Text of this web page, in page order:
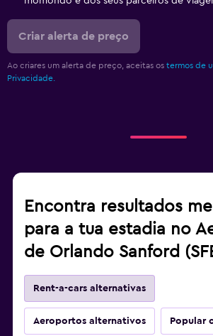
Criar alerta de preço
Ao criares um alerta de preço, aceitas os termos de
Privacidade.
Encontra resultados
para a tua estadia no
de Orlando Sanford
Rent-a-cars alternativas
Aeroportos alternativos Popular